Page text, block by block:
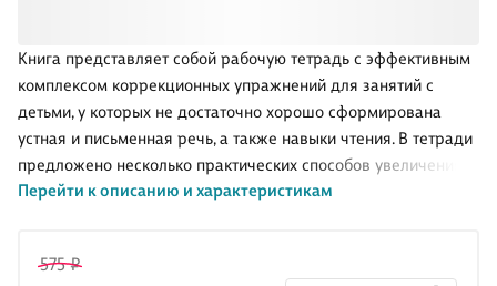
Книга представляет собой рабочую тетрадь с эффективным
комплексом коррекционных упражнений для занятий с
детьми, у которых не достаточно хорошо сформирована
устная и письменная речь, а также навыки чтения. В тетради
предложено несколько практических способов увеличения
скорости чтения и коррекции многих дисграфических и
отработать предложенные коррекционные задания, у
Перейти к описанию и характеристикам
575 ₽